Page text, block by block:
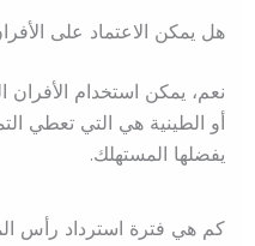
هل يمكن الاعتماد على
نعم، يمكن استخدام الأفران
أو الطينية هي التي تعطي
يفضلها المستهلك.
كم هي فترة استرداد رأس